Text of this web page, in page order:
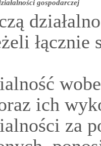
gospodarczej
łącznie
ich
za